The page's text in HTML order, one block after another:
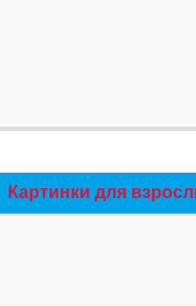
Картинки для